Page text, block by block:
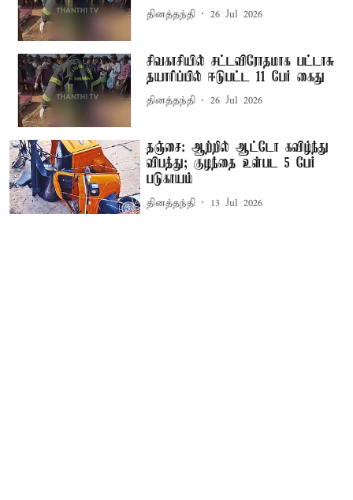
தினத்தந்தி 26 Jul 2026
சிவகாசியில் சட்டவிரோதமாக பட்டாசு
தயாரிப்பில் ஈடுபட்ட 11 பேர் கைது
தினத்தந்தி 26 Jul 2026
தஞ்சை: ஆற்றில் ஆட்டோ கவிழ்ந்து
விபத்து; குழந்தை உள்பட 5 பேர்
படுகாயம்
தினத்தந்தி 13 Jul 2026